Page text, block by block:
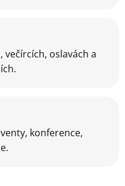
oslavách a
konference,